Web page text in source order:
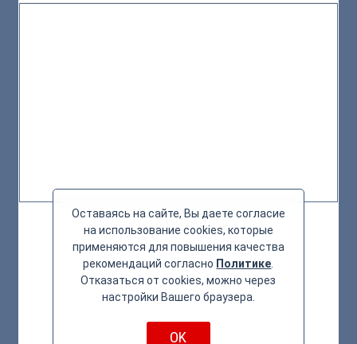
Оставаясь на сайте, Вы даете согласие
на использование cookies, которые
применяются для повышения качества
рекомендаций согласно Политике
Отказаться от cookies, можно через
настройки Вашего браузера.
OK